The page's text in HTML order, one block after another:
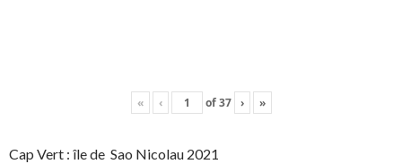
« ‹ of37 › »
Cap Vert : île de Sao Nicolau 2021